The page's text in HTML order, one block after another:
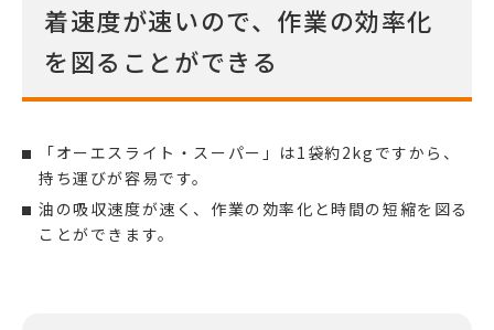
着速度が速いので、作業の効率化
を図ることができる
「オーエスライト・スーパー」は1袋約2kgですから、
持ち運びが容易です。
油の吸収速度が速く、作業の効率化と時間の短縮を図る
ことができます。